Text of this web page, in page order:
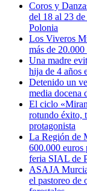
Coros y
del 18 al 23
Polonia
Los Viveros
más de
Una madre
hija de 4 años
Detenido un
media docena
El ciclo
rotundo éxito,
protagonista
La Región de
600.000 euros
feria SIAL de
ASAJA
el pastoreo de